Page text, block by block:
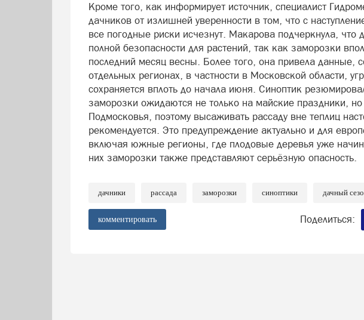
Кроме того, как информирует источник, специалист
дачников от излишней уверенности в том, что с
все погодные риски исчезнут. Макарова подчеркнула, что
полной безопасности для растений, так как заморозки
последний месяц весны. Более того, она привела данные,
отдельных регионах, в частности в Московской области,
сохраняется вплоть до начала июня. Синоптик
заморозки ожидаются не только на майские праздники,
Подмосковья, поэтому высаживать рассаду вне теплиц
рекомендуется. Это предупреждение актуально и для
включая южные регионы, где плодовые деревья уже
них заморозки также представляют серьёзную опасность.
дачники рассада заморозки синоптики дачный
комментировать Поделиться: